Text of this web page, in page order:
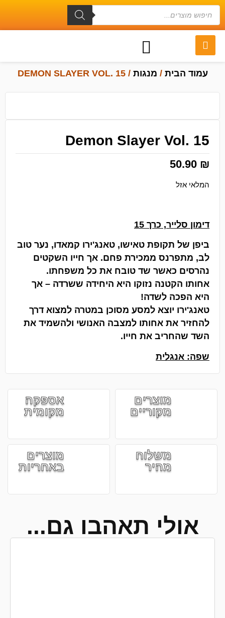
עמוד הבית / מנגות / DEMON SLAYER VOL. 15
Demon Slayer Vol. 15
50.90 ₪
המלאי אזל
דימון סלייר, כרך 15
ביפן של תקופת טאישו, טאנג'ירו קמאדו, נער טוב
לב, מתפרנס ממכירת פחם. אך חייו השקטים
נהרסים כאשר שד טובח את כל משפחתו.
אחותו הקטנה נזוקו היא היחידה ששרדה – אך
היא הפכה לשדה!
טאנג'ירו יוצא למסע מסוכן במטרה למצוא דרך
להחזיר את אחותו למצבה האנושי ולהשמיד את
השד שהחריב את חייו.
שפה: אנגלית
מוצרים
מקוריים
אספקה
מקומית
משלוח
מהיר
מוצרים
באחריות
אולי תאהבו גם...